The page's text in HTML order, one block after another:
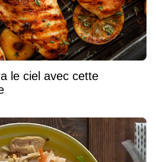
le ciel avec cette